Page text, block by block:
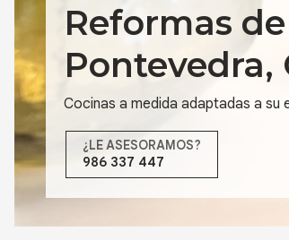
Reformas
Pontevedra,
Cocinas a medida adaptadas a su
¿LE ASESORAMOS?
986 337 447